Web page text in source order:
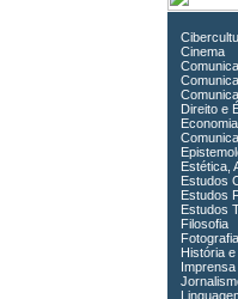
Cinema
Direito e
Estética,
Estudos
Estudos
Estudos
Filosofia
História